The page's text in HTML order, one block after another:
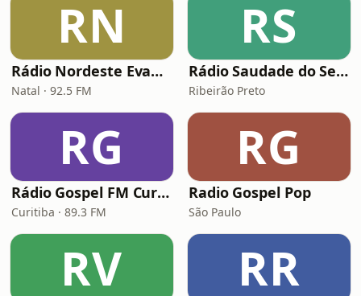
RN
Rádio Nordeste Evangélica
Natal · 92.5 FM
RS
Rádio Saudade do Sertão
Ribeirão Preto
RG
Rádio Gospel FM Curitiba
Curitiba · 89.3 FM
RG
Radio Gospel Pop
São Paulo
RV RR